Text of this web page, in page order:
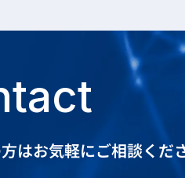
はお気軽にご相談くだ